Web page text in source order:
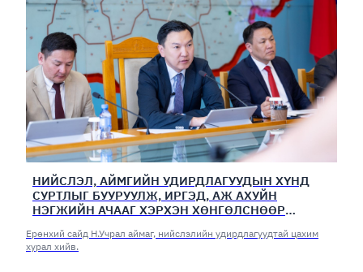
НИЙСЛЭЛ, АЙМГИЙН УДИРДЛАГУУДЫН ХҮНД
СУРТЛЫГ БУУРУУЛЖ, ИРГЭД, АЖ АХУЙН
НЭГЖИЙН АЧААГ ХЭРХЭН ХӨНГӨЛСНӨӨР
Ерөнхий сайд Н.Учрал аймаг, нийслэлийн удирдлагуудтай цахим
хурал хийв.